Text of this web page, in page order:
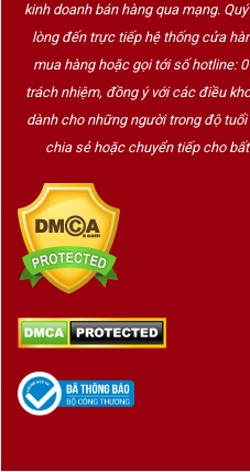
kinh doanh bán hàng qua mạng.
lòng đến trực tiếp hệ thống cửa
mua hàng hoặc gọi tới số hotline:
trách nhiệm, đồng ý với các điều
dành cho những người trong độ
chia sẻ hoặc chuyển tiếp cho